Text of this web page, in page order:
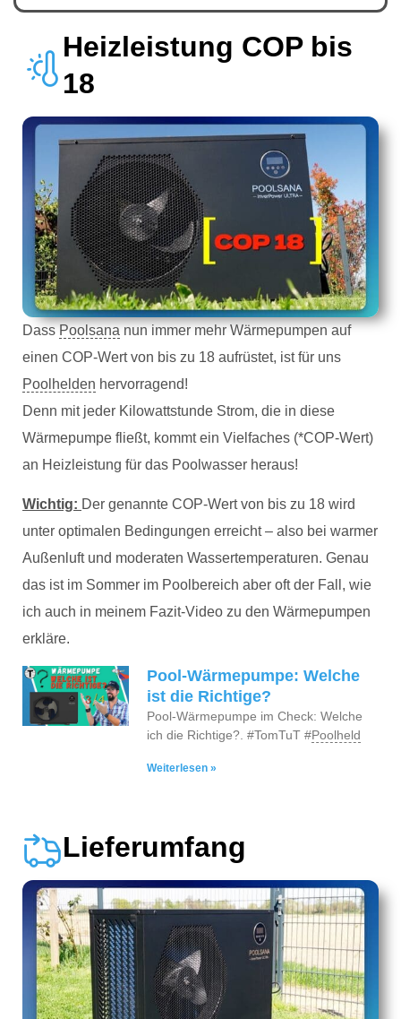
Heizleistung COP bis
18
DassPoolsananun immer mehr Wärmepumpen auf
einen COP-Wert von bis zu 18 aufrüstet, ist für uns
Poolhelden hervorragend!
Denn mit jeder Kilowattstunde Strom, die in diese
Wärmepumpe fließt, kommt ein Vielfaches (*COP-Wert)
an Heizleistung für das Poolwasser heraus!
Wichtig: Der genannte COP-Wert von bis zu 18 wird
unter optimalen Bedingungen erreicht – also bei warmer
Außenluft und moderaten Wassertemperaturen. Genau
das ist im Sommer im Poolbereich aber oft der Fall, wie
ich auch in meinem Fazit-Video zu den Wärmepumpen
erkläre.
Pool-Wärmepumpe: Welche
ist die Richtige?
Pool-Wärmepumpe im Check: Welche
ich die Richtige?. #TomTuT #Poolheld
Weiterlesen »
Lieferumfang